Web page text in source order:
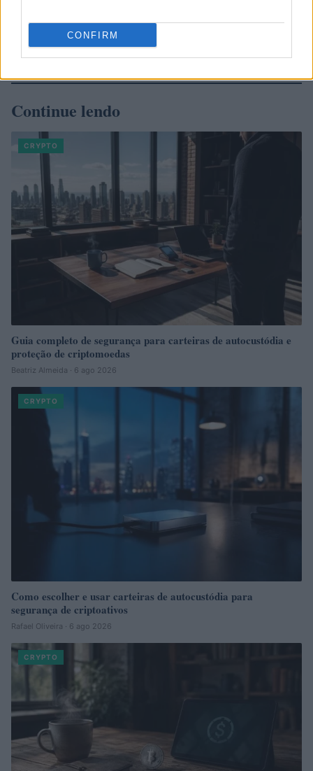
CONFIRM
Continue lendo
CRYPTO
Guia completo de segurança para carteiras de autocustódia e
proteção de criptomoedas
Beatriz Almeida · 6 ago 2026
CRYPTO
Como escolher e usar carteiras de autocustódia para
segurança de criptoativos
Rafael Oliveira · 6 ago 2026
CRYPTO